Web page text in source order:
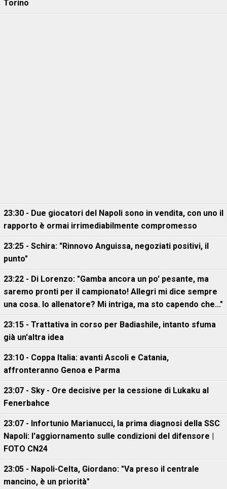
Torino
23:30 - Due giocatori del Napoli sono in vendita, con uno il
rapporto è ormai irrimediabilmente compromesso
23:25 - Schira: "Rinnovo Anguissa, negoziati positivi, il
punto"
23:22 - Di Lorenzo: "Gamba ancora un po' pesante, ma
saremo pronti per il campionato! Allegri mi dice sempre
una cosa. Io allenatore? Mi intriga, ma sto capendo che..."
23:15 - Trattativa in corso per Badiashile, intanto sfuma
già un'altra idea
23:10 - Coppa Italia: avanti Ascoli e Catania,
affronteranno Genoa e Parma
23:07 - Sky - Ore decisive per la cessione di Lukaku al
Fenerbahce
23:07 - Infortunio Marianucci, la prima diagnosi della SSC
Napoli: l'aggiornamento sulle condizioni del difensore |
FOTO CN24
23:05 - Napoli-Celta, Giordano: "Va preso il centrale
mancino, è un priorità"